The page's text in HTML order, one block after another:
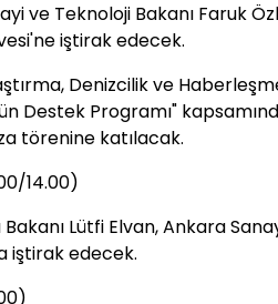
ve Teknoloji Bakanı Faruk
iştirak edecek.
Denizcilik ve
Destek Programı"
törenine katılacak.
14.00)
Lütfi Elvan, Ankara
iştirak edecek.